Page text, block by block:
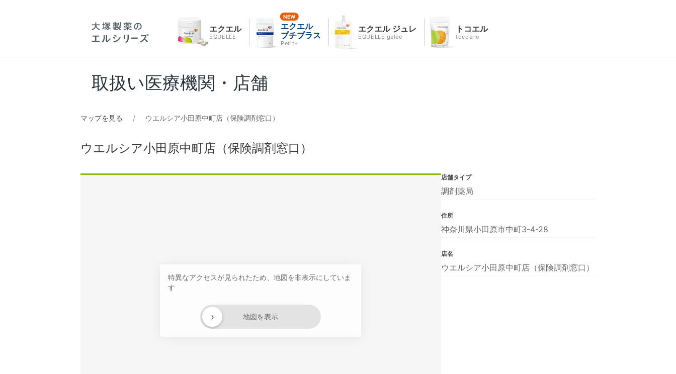
エクエル
EQUELLE
エクエル
プチプラス
Petit+
エクエル ジュレ
EQUELLE gelée
トコエル
tocoelle
取扱い医療機関・店舗
マップを見る ウエルシア小田原中町店（保険調剤窓口）
ウエルシア小田原中町店（保険調剤窓口）
特異なアクセスが見られたため、地図を非表示にしていま
す
地図を表示
›
店舗タイプ
調剤薬局
住所
神奈川県小田原市中町3-4-28
店名
ウエルシア小田原中町店（保険調剤窓口）